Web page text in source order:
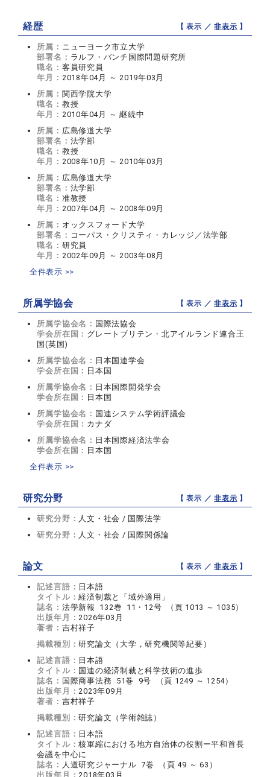
経歴 【 表示 ／非表示 】
所属： ニューヨーク市立大学
部署名： ラルフ・バンチ国際問題研究所
職名： 客員研究員
年月： 2018年04月 ～ 2019年03月
所属： 関西学院大学
職名： 教授
年月： 2010年04月 ～ 継続中
所属： 広島修道大学
部署名： 法学部
職名： 教授
年月： 2008年10月 ～ 2010年03月
所属： 広島修道大学
部署名： 法学部
職名： 准教授
年月： 2007年04月 ～ 2008年09月
所属： オックスフォード大学
部署名： コーパス・クリスティ・カレッジ／法学部
職名： 研究員
年月： 2002年09月 ～ 2003年08月
全件表示 >>
所属学協会 【 表示 ／非表示 】
所属学協会名： 国際法協会
学会所在国： グレートブリテン・北アイルランド連合王
国(英国)
所属学協会名： 日本国連学会
学会所在国： 日本国
所属学協会名： 日本国際開発学会
学会所在国： 日本国
所属学協会名： 国連システム学術評議会
学会所在国： カナダ
所属学協会名： 日本国際経済法学会
学会所在国： 日本国
全件表示 >>
研究分野 【 表示 ／非表示 】
研究分野： 人文・社会 / 国際法学
研究分野： 人文・社会 / 国際関係論
論文 【 表示 ／非表示 】
記述言語： 日本語
タイトル：経済制裁と「域外適用」
誌名： 法學新報 132巻 11・12号 （頁 1013 ～ 1035）
出版年月： 2026年03月
著者： 吉村祥子
掲載種別：研究論文（大学，研究機関等紀要）
記述言語： 日本語
タイトル： 国連の経済制裁と科学技術の進歩
誌名： 国際商事法務 51巻 9号 （頁 1249 ～ 1254）
出版年月： 2023年09月
著者： 吉村祥子
掲載種別：研究論文（学術雑誌）
記述言語： 日本語
タイトル：核軍縮における地方自治体の役割ー平和首長
会議を中心に
誌名： 人道研究ジャーナル 7巻 （頁 49 ～ 63）
出版年月： 2018年03月